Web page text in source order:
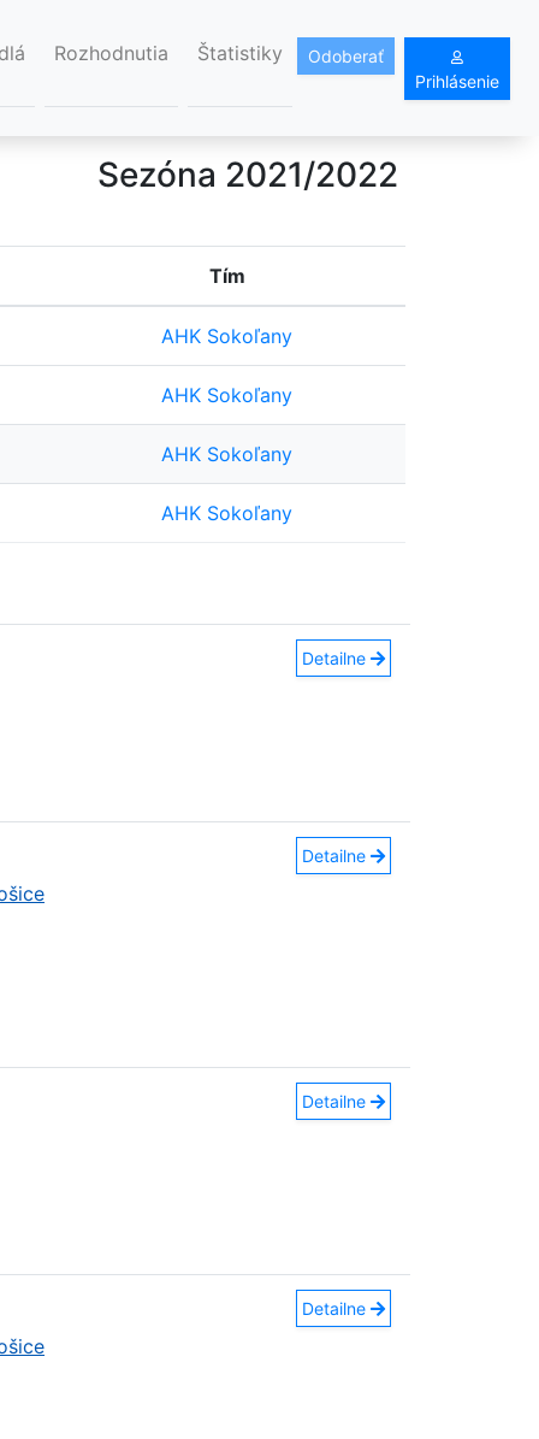
Rozhodnutia Štatistiky
Odoberať
Prihlásenie
Sezóna 2021/2022
Tím
AHK Sokoľany
AHK Sokoľany
AHK Sokoľany
AHK Sokoľany
Detailne
Detailne
Detailne
Detailne